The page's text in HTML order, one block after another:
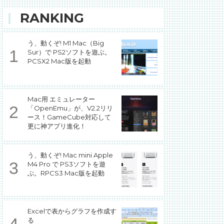
RANKING
う、動くぞ! M1 Mac（Big
Sur）で PS2ソフトを遊ぶ。
PCSX2 Mac版を起動
Mac用 エミュレーター
「OpenEmu」が、V2.2リリ
ース！GameCube対応して
更に神アプリ進化！
う、動くぞ! Mac mini Apple
M4 Pro で PS3ソフトを遊
ぶ。RPCS3 Mac版を起動
Excelで表からグラフを作成す
る